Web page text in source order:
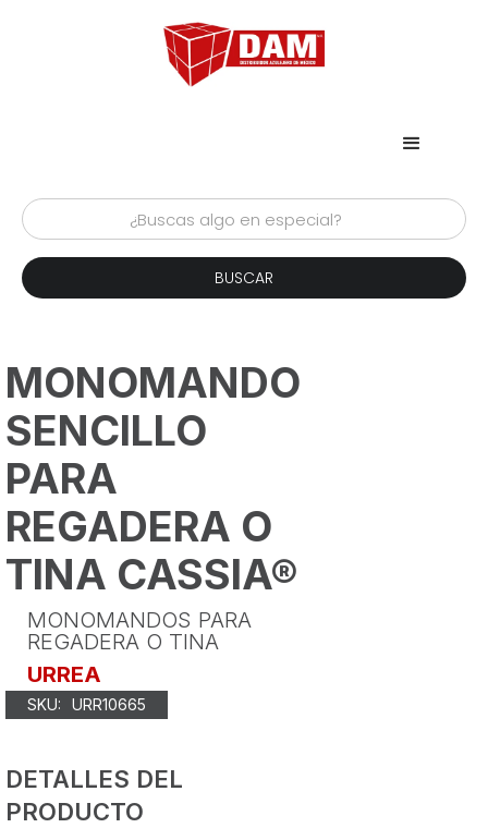
MONOMANDO
SENCILLO
PARA
REGADERA O
TINA CASSIA®
MONOMANDOS PARA
REGADERA O TINA
URREA
SKU: URR10665
DETALLES DEL
PRODUCTO